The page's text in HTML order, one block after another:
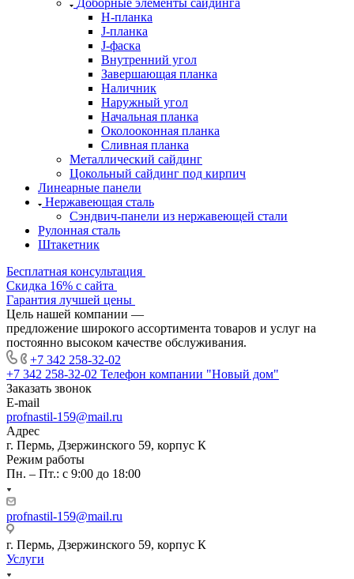
H-планка
J-планка
J-фаска
Внутренний угол
Завершающая планка
Наличник
Наружный угол
Начальная планка
Околооконная планка
Сливная планка
Металлический сайдинг
Цокольный сайдинг под кирпич
Линеарные панели
Нержавеющая сталь
Сэндвич-панели из нержавеющей стали
Рулонная сталь
Штакетник
Бесплатная консультация
Скидка 16% с сайта
Гарантия лучшей цены
Цель нашей компании —
предложение широкого ассортимента товаров и услуг на
постоянно высоком качестве обслуживания.
+7 342 258-32-02
+7 342 258-32-02 Телефон компании "Новый дом"
Заказать звонок
E-mail
profnastil-159@mail.ru
Адрес
г. Пермь, Дзержинского 59, корпус К
Режим работы
Пн. – Пт.: с 9:00 до 18:00
profnastil-159@mail.ru
г. Пермь, Дзержинского 59, корпус К
Услуги